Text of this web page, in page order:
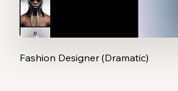
Fashion Designer (Dramatic)